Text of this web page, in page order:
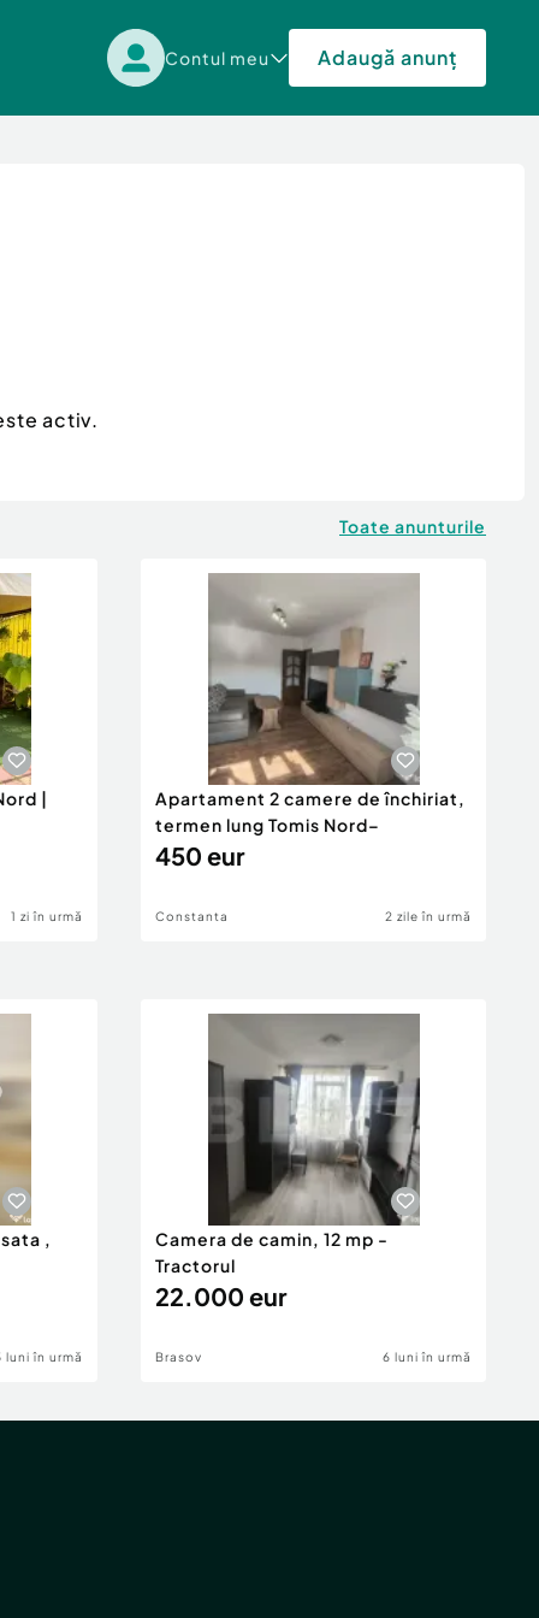
Contul meu Adaugă anunț
activ.
Toate anunturile
|
1 zi în urmă
Apartament 2 camere de închiriat,
termen lung Tomis Nord–
450 eur
Constanta 2 zile în urmă
,
luni în urmă
Camera de camin, 12 mp -
Tractorul
22.000 eur
Brasov 6 luni în urmă